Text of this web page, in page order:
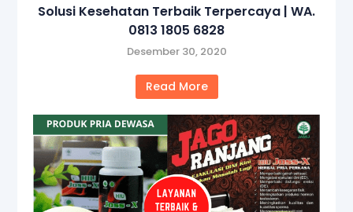
Solusi Kesehatan Terbaik Terpercaya | WA.
0813 1805 6828
Desember 30, 2020
Read More